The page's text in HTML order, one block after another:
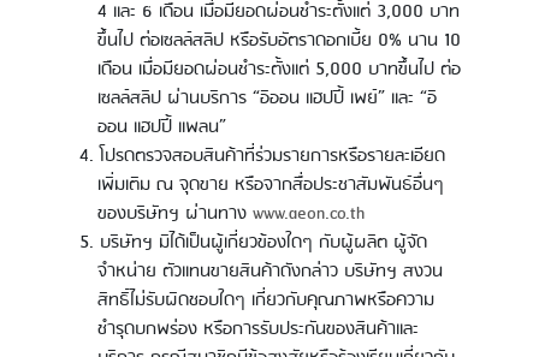
4 และ 6 เดือน เมื่อมียอดผ่อนชำระตั้งแต่ 3,000 บาท
ขึ้นไป ต่อเซลล์สลิป หรือรับอัตราดอกเบี้ย 0% นาน 10
เดือน เมื่อมียอดผ่อนชำระตั้งแต่ 5,000 บาทขึ้นไป ต่อ
เซลล์สลิป ผ่านบริการ “อิออน แฮปปี้ เพย์” และ “อิ
ออน แฮปปี้ แพลน”
โปรดตรวจสอบสินค้าที่ร่วมรายการหรือรายละเอียด
เพิ่มเติม ณ จุดขาย หรือจากสื่อประชาสัมพันธ์อื่นๆ
ของบริษัทฯ ผ่านทาง www.aeon.co.th
บริษัทฯ มิได้เป็นผู้เกี่ยวข้องใดๆ กับผู้ผลิต ผู้จัด
จำหน่าย ตัวแทนขายสินค้าดังกล่าว บริษัทฯ สงวน
สิทธิ์ไม่รับผิดชอบใดๆ เกี่ยวกับคุณภาพหรือความ
ชำรุดบกพร่อง หรือการรับประกันของสินค้าและ